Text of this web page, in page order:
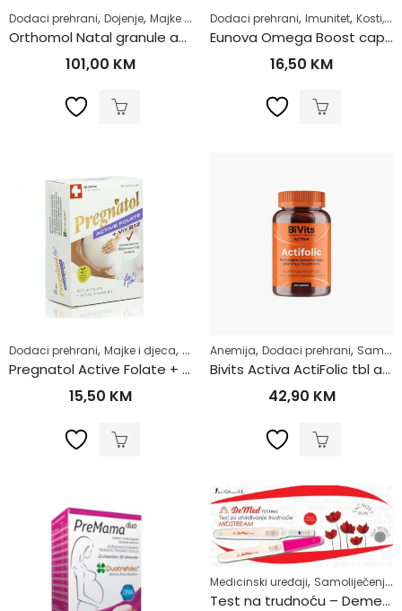
Dodaci prehrani, Dojenje, Majke i djeca ,Multivitamini, Plodnost,
Orthomol Natal granule a30
101,00 KM
Dodaci prehrani, Imunitet, Kosti, mišići, zglobovi
Eunova Omega Boost caps 30x1000mg
16,50 KM
Dodaci prehrani, Majke i djeca, Samoliječenje ,Trudnice,Trudnoća,
Pregnatol Active Folate + B12 caps a30
15,50 KM
Anemija, Dodaci prehrani, Samoliječenje
Bivits Activa ActiFolic tbl a60
42,90 KM
Medicinski uređaji, Samoliječenje ,
Test na trudnoću – Demed Štapić